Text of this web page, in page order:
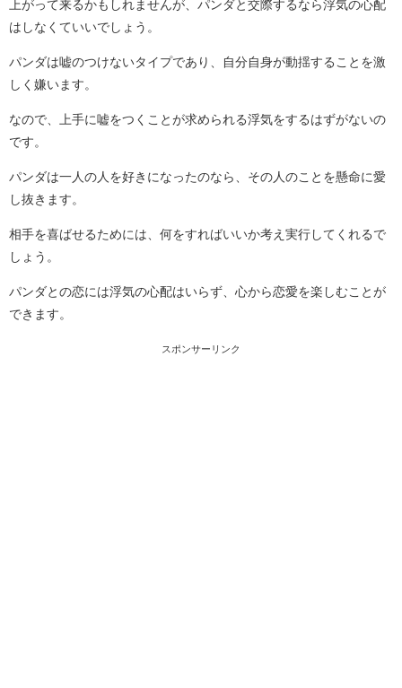
上がって来るかもしれませんが、パンダと交際するなら浮気の心配
はしなくていいでしょう。
パンダは嘘のつけないタイプであり、自分自身が動揺することを激
しく嫌います。
なので、上手に嘘をつくことが求められる浮気をするはずがないの
です。
パンダは一人の人を好きになったのなら、その人のことを懸命に愛
し抜きます。
相手を喜ばせるためには、何をすればいいか考え実行してくれるで
しょう。
パンダとの恋には浮気の心配はいらず、心から恋愛を楽しむことが
できます。
スポンサーリンク